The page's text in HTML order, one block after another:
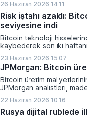
26 Haziran 2026 14:11
Risk iştahı azaldı:
seviyesine indi
Bitcoin teknoloji
kaybederek son iki
23 Haziran 2026 15:07
JPMorgan: Bitcoin
Bitcoin üretim
JPMorgan analistleri,
22 Haziran 2026 10:16
Rusya dijital rublede